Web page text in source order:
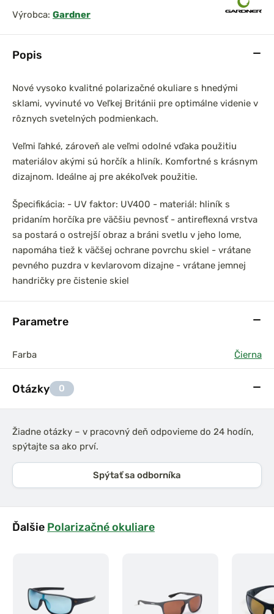
Popis
Nové vysoko kvalitné polarizačné okuliare s hnedými
sklami, vyvinuté vo Veľkej Británii pre optimálne videnie v
rôznych svetelných podmienkach.
Veľmi ľahké, zároveň ale veľmi odolné vďaka použitiu
materiálov akými sú horčík a hliník. Komfortné s krásnym
dizajnom. Ideálne aj pre akékoľvek použitie.
Špecifikácia: - UV faktor: UV400 - materiál: hliník s
pridaním horčíka pre väčšiu pevnosť - antireflexná vrstva
sa postará o ostrejší obraz a bráni svetlu v jeho lome,
napomáha tiež k väčšej ochrane povrchu skiel - vrátane
pevného puzdra v kevlarovom dizajne - vrátane jemnej
handričky pre čistenie skiel
Parametre
Farba Čierna
Otázky 0
Žiadne otázky – v pracovný deň odpovieme do 24 hodín,
spýtajte sa ako prví.
Spýtať sa odborníka
Ďalšie Polarizačné okuliare
Výrobca: Gardner